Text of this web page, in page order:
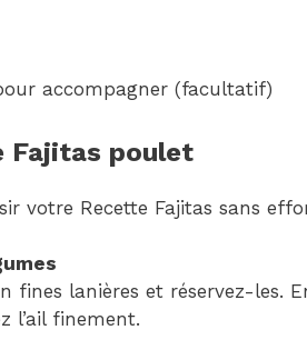
accompagner (facultatif)
Fajitas poulet
votre Recette Fajitas sans
fines lanières et réservez-les.
l’ail finement.